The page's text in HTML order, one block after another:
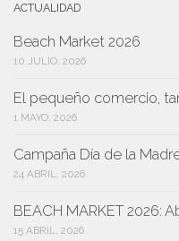
ACTUALIDAD
Beach Market 2026
10 JULIO, 2026
El pequeño comercio,
1 MAYO, 2026
Campaña Día de la
24 ABRIL, 2026
BEACH MARKET 2026:
15 ABRIL, 2026